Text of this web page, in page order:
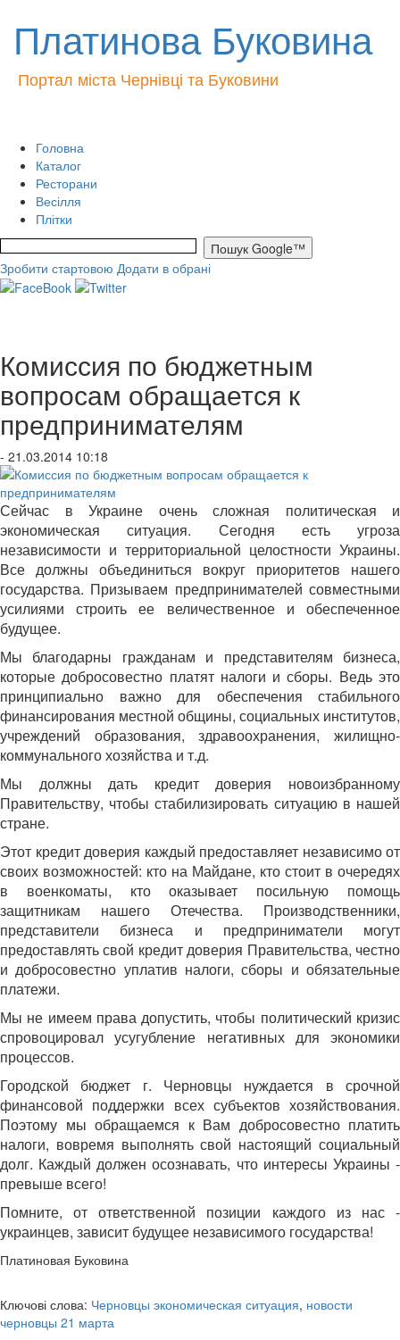
Платинова Буковина
Портал міста Чернівці та Буковини
Головна
Каталог
Ресторани
Весілля
Плітки
Зробити стартовою Додати в обрані
Комиссия по бюджетным
вопросам обращается к
предпринимателям
- 21.03.2014 10:18
Сейчас в Украине очень сложная политическая и
экономическая ситуация. Сегодня есть угроза
независимости и территориальной целостности Украины.
Все должны объединиться вокруг приоритетов нашего
государства. Призываем предпринимателей совместными
усилиями строить ее величественное и обеспеченное
будущее.
Мы благодарны гражданам и представителям бизнеса,
которые добросовестно платят налоги и сборы. Ведь это
принципиально важно для обеспечения стабильного
финансирования местной общины, социальных институтов,
учреждений образования, здравоохранения, жилищно-
коммунального хозяйства и т.д.
Мы должны дать кредит доверия новоизбранному
Правительству, чтобы стабилизировать ситуацию в нашей
стране.
Этот кредит доверия каждый предоставляет независимо от
своих возможностей: кто на Майдане, кто стоит в очередях
в военкоматы, кто оказывает посильную помощь
защитникам нашего Отечества. Производственники,
представители бизнеса и предприниматели могут
предоставлять свой кредит доверия Правительства, честно
и добросовестно уплатив налоги, сборы и обязательные
платежи.
Мы не имеем права допустить, чтобы политический кризис
спровоцировал усугубление негативных для экономики
процессов.
Городской бюджет г. Черновцы нуждается в срочной
финансовой поддержки всех субъектов хозяйствования.
Поэтому мы обращаемся к Вам добросовестно платить
налоги, вовремя выполнять свой настоящий социальный
долг. Каждый должен осознавать, что интересы Украины -
превыше всего!
Помните, от ответственной позиции каждого из нас -
украинцев, зависит будущее независимого государства!
Платиновая Буковина
Ключові слова: Черновцы экономическая ситуация, новости
черновцы 21 марта